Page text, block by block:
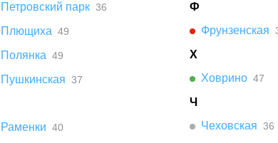
Петровский парк 36
Плющиха 49
Полянка 49
Пушкинская 37
Раменки 40
Ф
Фрунзенская
Х
Ховрино 47
Ч
Чеховская 36